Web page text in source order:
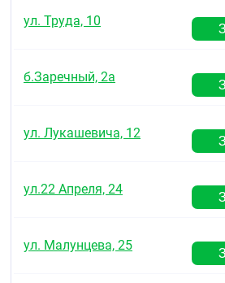
ул. Труда, 10
б.Заречный, 2а
ул. Лукашевича, 12
ул.22 Апреля, 24
ул. Малунцева, 25